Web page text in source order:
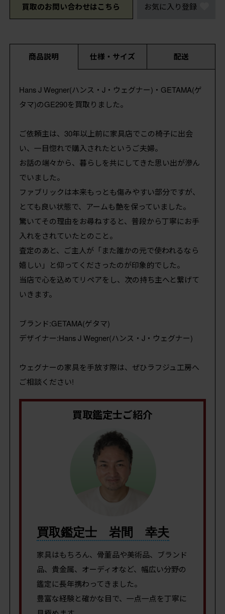
買取のお問い合わせはこちら お気に入り登録
商品説明 仕様・サイズ 配送
Hans J Wegner(ハンス・J・ウェグナー)・GETAMA(ゲ
タマ)のGE290を買取りました。
ご依頼主は、30年以上前に家具店でこの椅子に出会
い、一目惚れで購入されたというご夫婦。
お話の端々から、暮らしを共にしてきた思い出が滲ん
でいました。
ファブリックは本来もっとも傷みやすい部分ですが、
とても良い状態で、アームも艶を保っていました。
驚いてその理由をお尋ねすると、普段から丁寧にお手
入れをされていたとのこと。
査定のあと、ご主人が「また誰かの元で使われるなら
嬉しい」と仰ってくださったのが印象的でした。
当店で心を込めてリペアをし、次の持ち主へと繋げて
いきます。
ブランド:GETAMA(ゲタマ)
デザイナー:Hans J Wegner(ハンス・J・ウェグナー)
ウェグナーの家具を手放す際は、ぜひラフジュ工房へ
ご相談ください!
買取鑑定士ご紹介
買取鑑定士 岩間 幸夫
家具はもちろん、骨董品や美術品、ブランド
品、貴金属、オーディオなど、幅広い分野の
鑑定に長年携わってきました。
豊富な経験と確かな目で、一点一点を丁寧に